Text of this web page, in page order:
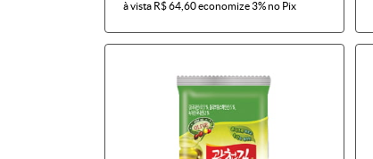
à vista R$ 64,60economize3%no Pix